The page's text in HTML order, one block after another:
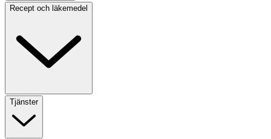
Recept och läkemedel
Tjänster